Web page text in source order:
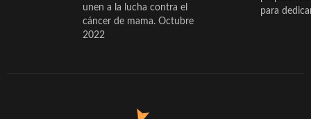
unen a la lucha contra el
cáncer de mama. Octubre
2022
para